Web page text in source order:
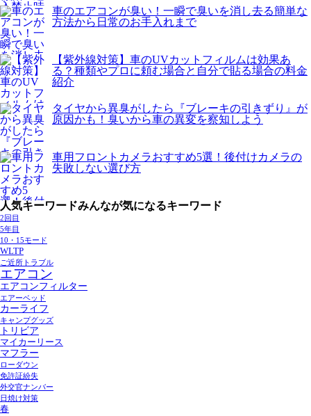
車のエアコンが臭い！一瞬で臭いを消し去る簡単な
方法から日常のお手入れまで
【紫外線対策】車のUVカットフィルムは効果あ
る？種類やプロに頼む場合と自分で貼る場合の料金
紹介
タイヤから異臭がしたら『ブレーキの引きずり』が
原因かも！臭いから車の異変を察知しよう
車用フロントカメラおすすめ5選！後付けカメラの
失敗しない選び方
人気キーワードみんなが気になるキーワード
2回目
5年目
10・15モード
WLTP
ご近所トラブル
エアコン
エアコンフィルター
エアーベッド
カーライフ
キャンプグッズ
トリビア
マイカーリース
マフラー
ローダウン
免許証紛失
外交官ナンバー
日焼け対策
春